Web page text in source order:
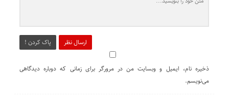
ارسال نظر پاک کردن !
ذخیره نام، ایمیل و وبسایت من در مرورگر برای زمانی که دوباره دیدگاهی
می‌نویسم.